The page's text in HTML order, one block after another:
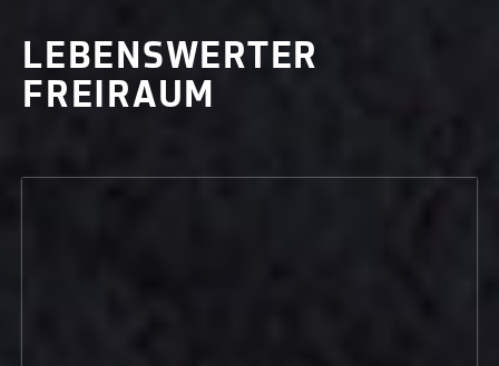
LEBENSWERTER
FREIRAUM